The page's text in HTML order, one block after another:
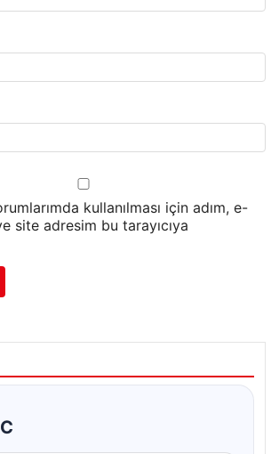
kullanılması için adım, e-
site adresim bu tarayıcıya